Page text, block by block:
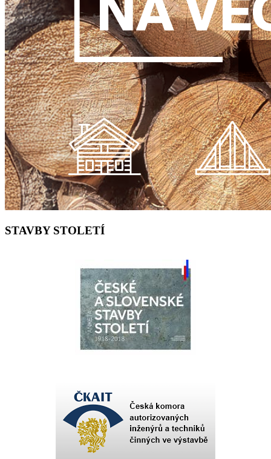
STAVBY STOLETÍ